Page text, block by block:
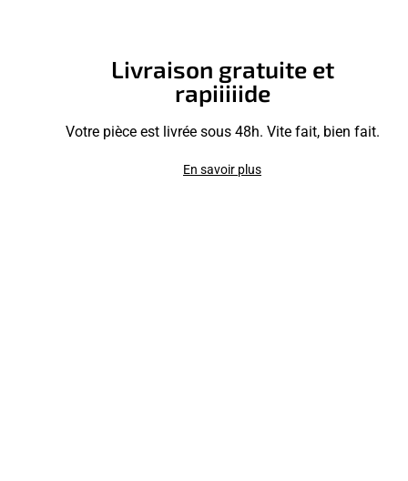
Livraison gratuite et
rapiiiiide
Votre pièce est livrée sous 48h. Vite fait, bien fait.
En savoir plus